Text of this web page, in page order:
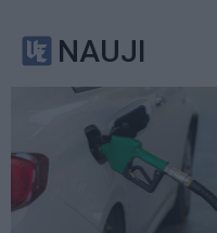
NAUJI